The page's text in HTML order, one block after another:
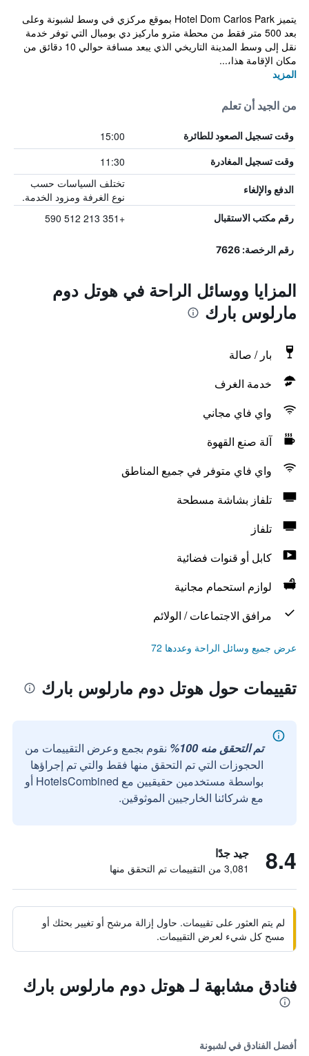
يتميز Hotel Dom Carlos Park بموقع مركزي في وسط لشبونة وعلى
بعد 500 متر فقط من محطة مترو ماركيز دي بومبال التي توفر خدمة
نقل إلى وسط المدينة التاريخي الذي يبعد مسافة حوالي 10 دقائق من
مكان الإقامة هذا،...
المزيد
من الجيد أن تعلم
وقت تسجيل الصعود للطائرة 15:00
وقت تسجيل المغادرة 11:30
الدفع والإلغاء
تختلف السياسات حسب
نوع الغرفة ومزود الخدمة.
رقم مكتب الاستقبال +351 213 512 590
رقم الرخصة: 7626
المزايا ووسائل الراحة في هوتل دوم
مارلوس بارك
بار / صالة
خدمة الغرف
واي فاي مجاني
آلة صنع القهوة
واي فاي متوفر في جميع المناطق
تلفاز بشاشة مسطحة
تلفاز
كابل أو قنوات فضائية
لوازم استحمام مجانية
مرافق الاجتماعات / الولائم
عرض جميع وسائل الراحة وعددها 72
تقييمات حول هوتل دوم مارلوس بارك
تم التحقق منه 100%
نقوم بجمع وعرض التقييمات من
الحجوزات التي تم التحقق منها فقط والتي تم إجراؤها
بواسطة مستخدمين حقيقيين مع HotelsCombined أو
مع شركائنا الخارجيين الموثوقين.
8.4 جيد جدًا
3,081 من التقييمات تم التحقق منها
لم يتم العثور على تقييمات. حاول إزالة مرشح أو تغيير بحثك أو
مسح كل شيء لعرض التقييمات.
فنادق مشابهة لـ هوتل دوم مارلوس بارك
أفضل الفنادق في لشبونة